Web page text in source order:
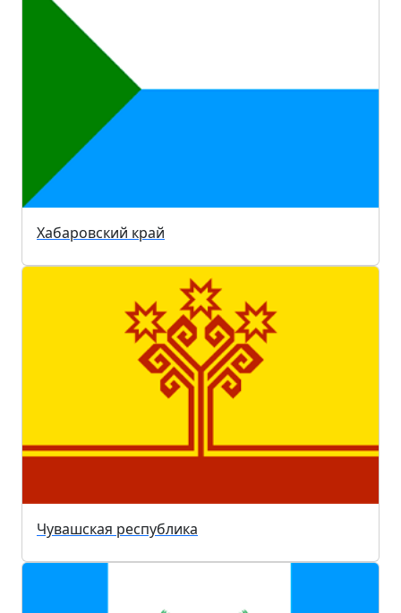
Хабаровский край
Чувашская республика